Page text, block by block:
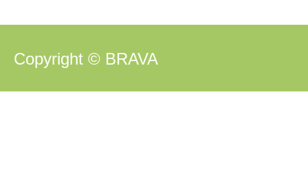
Copyright © BRAVA